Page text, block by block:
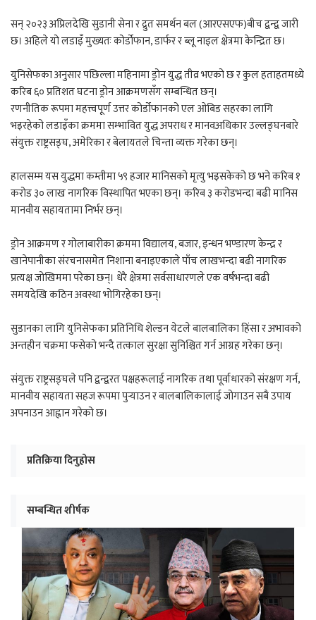
सन् २०२३ अप्रिलदेखि सुडानी सेना र द्रुत समर्थन बल (आरएसएफ)बीच द्वन्द्व जारी
छ। अहिले यो लडाइँ मुख्यतः कोर्डोफान, डार्फर र ब्लू नाइल क्षेत्रमा केन्द्रित छ।
युनिसेफका अनुसार पछिल्ला महिनामा ड्रोन युद्ध तीव्र भएको छ र कुल हताहतमध्ये
करिब ६० प्रतिशत घटना ड्रोन आक्रमणसँग सम्बन्धित छन्।
रणनीतिक रूपमा महत्त्वपूर्ण उत्तर कोर्डोफानको एल ओबिड सहरका लागि
भइरहेको लडाइँका क्रममा सम्भावित युद्ध अपराध र मानवअधिकार उल्लङ्घनबारे
संयुक्त राष्ट्रसङ्घ, अमेरिका र बेलायतले चिन्ता व्यक्त गरेका छन्।
हालसम्म यस युद्धमा कम्तीमा ५९ हजार मानिसको मृत्यु भइसकेको छ भने करिब १
करोड ३० लाख नागरिक विस्थापित भएका छन्। करिब ३ करोडभन्दा बढी मानिस
मानवीय सहायतामा निर्भर छन्।
ड्रोन आक्रमण र गोलाबारीका क्रममा विद्यालय, बजार, इन्धन भण्डारण केन्द्र र
खानेपानीका संरचनासमेत निशाना बनाइएकाले पाँच लाखभन्दा बढी नागरिक
प्रत्यक्ष जोखिममा परेका छन्। धेरै क्षेत्रमा सर्वसाधारणले एक वर्षभन्दा बढी
समयदेखि कठिन अवस्था भोगिरहेका छन्।
सुडानका लागि युनिसेफका प्रतिनिधि शेल्डन येटले बालबालिका हिंसा र अभावको
अन्तहीन चक्रमा फसेको भन्दै तत्काल सुरक्षा सुनिश्चित गर्न आग्रह गरेका छन्।
संयुक्त राष्ट्रसङ्घले पनि द्वन्द्वरत पक्षहरूलाई नागरिक तथा पूर्वाधारको संरक्षण गर्न,
मानवीय सहायता सहज रूपमा पुर्‍याउन र बालबालिकालाई जोगाउन सबै उपाय
अपनाउन आह्वान गरेको छ।
प्रतिक्रिया दिनुहोस
सम्बन्धित शीर्षक